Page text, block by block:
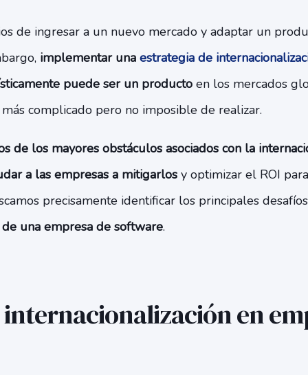
de ingresar a un nuevo mercado y adaptar un
implementar una estrategia de
puede ser un productoen los mercados
complicado pero no imposible de realizar.
de los mayores obstáculos asociados con la
a las empresas a mitigarlosy optimizar el ROI
precisamente identificar los principales
una empresa de software.
internacionalización en